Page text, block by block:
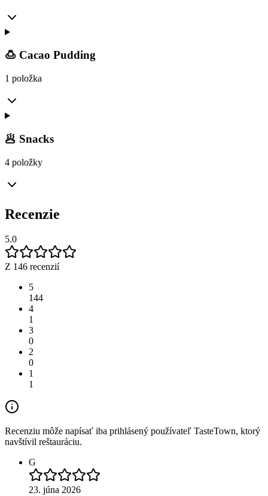
🍮 Cacao Pudding
1 položka
🥟 Snacks
4 položky
Recenzie
5.0
Z 146 recenzií
5
144
4
1
3
0
2
0
1
1
Recenziu môže napísať iba prihlásený používateľ TasteTown, ktorý
navštívil reštauráciu.
G
23. júna 2026